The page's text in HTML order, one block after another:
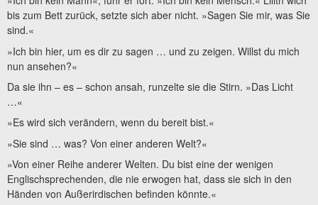
bis zum Bett zurück, setzte sich aber nicht. »Sagen Sie mir, was Sie
sind.«
»Ich bin hier, um es dir zu sagen … und zu zeigen. Willst du mich
nun ansehen?«
Da sie ihn – es – schon ansah, runzelte sie die Stirn. »Das Licht
…«
»Es wird sich verändern, wenn du bereit bist.«
»Sie sind … was? Von einer anderen Welt?«
»Von einer Reihe anderer Welten. Du bist eine der wenigen
Englischsprechenden, die nie erwogen hat, dass sie sich in den
Händen von Außerirdischen befinden könnte.«